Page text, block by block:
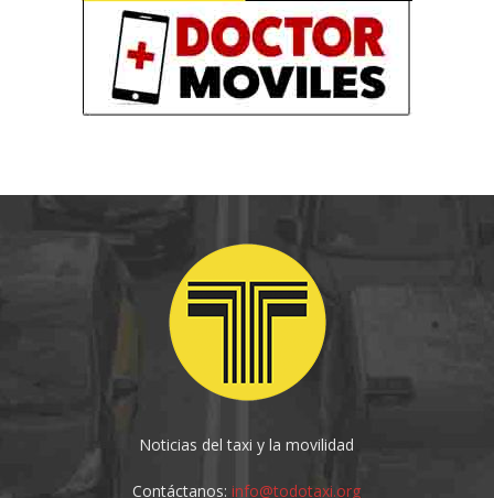
Noticias del taxi y la movilidad
Contáctanos:info@todotaxi.org